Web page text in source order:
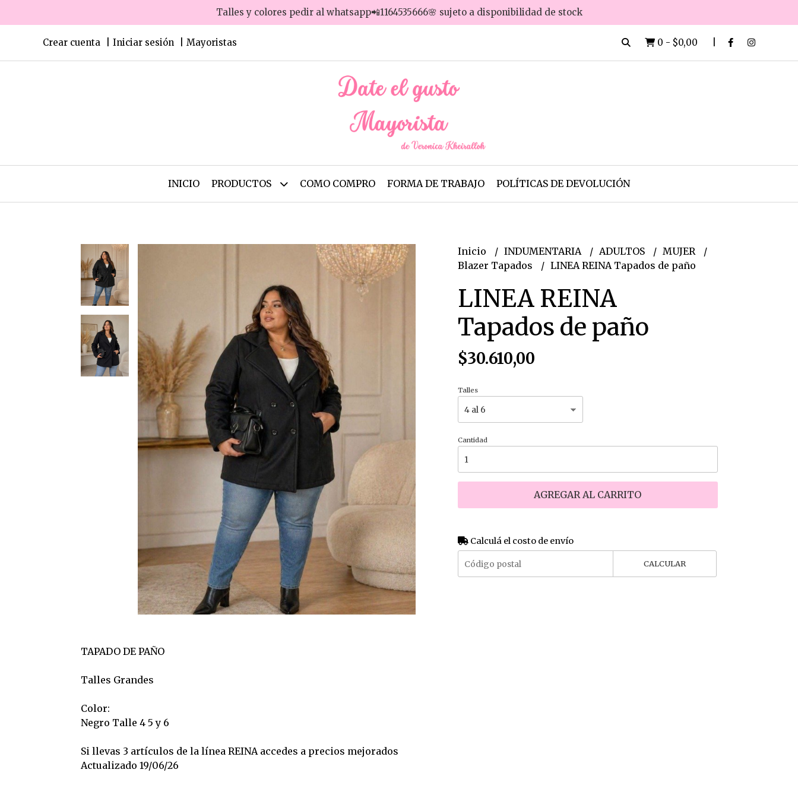
Talles y colores pedir al whatsapp📲1164535666🌸 sujeto a disponibilidad de stock
Crear cuenta Iniciar sesión Mayoristas 0 - $0,00
INICIO PRODUCTOS COMO COMPRO FORMA DE TRABAJO POLÍTICAS DE DEVOLUCIÓN
TAPADO DE PAÑO
Talles Grandes
Color:
Negro Talle 4 5 y 6
Si llevas 3 artículos de la línea REINA accedes a precios mejorados
Actualizado 19/06/26
Inicio INDUMENTARIA ADULTOS
MUJER
Blazer Tapados
LINEA REINA Tapados de paño
LINEA REINA
Tapados de paño
$30.610,00
Talles
Cantidad
AGREGAR AL CARRITO
Calculá el costo de envío
CALCULAR